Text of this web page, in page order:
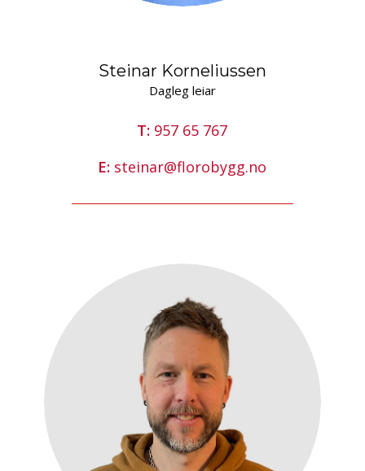
Steinar Korneliussen
Dagleg leiar
T: 957 65 767
E: steinar@florobygg.no